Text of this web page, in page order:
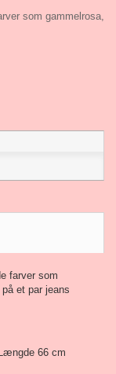
som gammelrosa,
farver som
et par jeans
66 cm